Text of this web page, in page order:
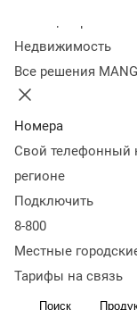
Недвижимость
Все решения
Номера
Свой телефонный
регионе
Подключить
8-800
Местные
Тарифы на связь
Поиск
FCR оценивать
клиентов
клиентов
FCR (First call
FCR (First call
отслеживания и
обслуживания
насколько хорошо
центра) отвечает